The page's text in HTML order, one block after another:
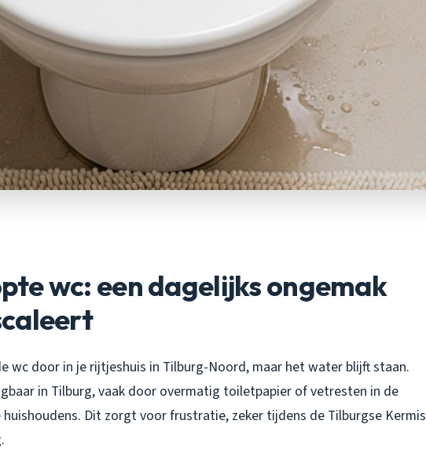
wc: een dagelijks ongemak
wc door in je rijtjeshuis in Tilburg-Noord, maar het water blijft staan.
in Tilburg, vaak door overmatig toiletpapier of vetresten in de
Dit zorgt voor frustratie, zeker tijdens de Tilburgse Kermis